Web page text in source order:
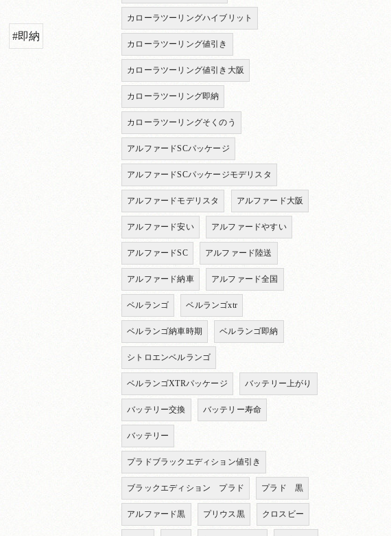
#即納
カローラツーリングハイブリット
カローラツーリング値引き
カローラツーリング値引き大阪
カローラツーリング即納
カローラツーリングそくのう
アルファードSCパッケージ
アルファードSCパッケージモデリスタ
アルファードモデリスタ アルファード大阪
アルファード安い アルファードやすい
アルファードSC アルファード陸送
アルファード納車 アルファード全国
ベルランゴ ベルランゴxtr
ベルランゴ納車時期 ベルランゴ即納
シトロエンベルランゴ
ベルランゴXTRパッケージ バッテリー上がり
バッテリー交換 バッテリー寿命
バッテリー
プラドブラックエディション値引き
ブラックエディション プラド プラド 黒
アルファード黒 プリウス黒 クロスビー